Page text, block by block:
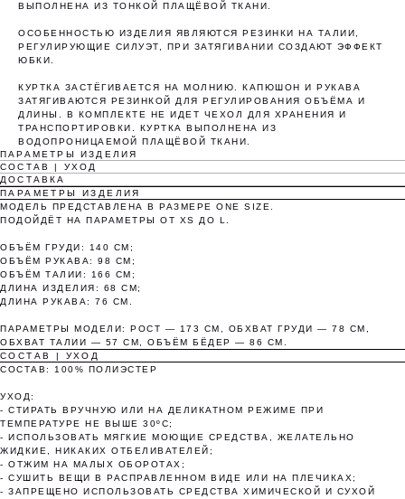
ВЫПОЛНЕНА ИЗ ТОНКОЙ ПЛАЩЁВОЙ ТКАНИ.
ОСОБЕННОСТЬЮ ИЗДЕЛИЯ ЯВЛЯЮТСЯ РЕЗИНКИ НА ТАЛИИ,
РЕГУЛИРУЮЩИЕ СИЛУЭТ, ПРИ ЗАТЯГИВАНИИ СОЗДАЮТ ЭФФЕКТ
ЮБКИ.
КУРТКА ЗАСТЁГИВАЕТСЯ НА МОЛНИЮ. КАПЮШОН И РУКАВА
ЗАТЯГИВАЮТСЯ РЕЗИНКОЙ ДЛЯ РЕГУЛИРОВАНИЯ ОБЪЁМА И
ДЛИНЫ. В КОМПЛЕКТЕ НЕ ИДЕТ ЧЕХОЛ ДЛЯ ХРАНЕНИЯ И
ТРАНСПОРТИРОВКИ. КУРТКА ВЫПОЛНЕНА ИЗ
ВОДОПРОНИЦАЕМОЙ ПЛАЩЁВОЙ ТКАНИ.
ПАРАМЕТРЫ ИЗДЕЛИЯ
СОСТАВ | УХОД
ДОСТАВКА
ПАРАМЕТРЫ ИЗДЕЛИЯ
МОДЕЛЬ ПРЕДСТАВЛЕНА В РАЗМЕРЕ ONE SIZE.
ПОДОЙДЁТ НА ПАРАМЕТРЫ ОТ XS ДО L.
ОБЪЁМ ГРУДИ: 140 СМ;
ОБЪЁМ РУКАВА: 98 СМ;
ОБЪЁМ ТАЛИИ: 166 СМ;
ДЛИНА ИЗДЕЛИЯ: 68 СМ;
ДЛИНА РУКАВА: 76 СМ.
ПАРАМЕТРЫ МОДЕЛИ: РОСТ — 173 СМ, ОБХВАТ ГРУДИ — 78 СМ,
ОБХВАТ ТАЛИИ — 57 СМ, ОБЪЁМ БЁДЕР — 86 СМ.
СОСТАВ | УХОД
СОСТАВ: 100% ПОЛИЭСТЕР
УХОД:
- СТИРАТЬ ВРУЧНУЮ ИЛИ НА ДЕЛИКАТНОМ РЕЖИМЕ ПРИ
ТЕМПЕРАТУРЕ НЕ ВЫШЕ 30ºС;
- ИСПОЛЬЗОВАТЬ МЯГКИЕ МОЮЩИЕ СРЕДСТВА, ЖЕЛАТЕЛЬНО
ЖИДКИЕ, НИКАКИХ ОТБЕЛИВАТЕЛЕЙ;
- ОТЖИМ НА МАЛЫХ ОБОРОТАХ;
- СУШИТЬ ВЕЩИ В РАСПРАВЛЕННОМ ВИДЕ ИЛИ НА ПЛЕЧИКАХ;
- ЗАПРЕЩЕНО ИСПОЛЬЗОВАТЬ СРЕДСТВА ХИМИЧЕСКОЙ И СУХОЙ
Оплата частями
Оплатите сегодня 25% стоимости покупки
картой любого банка, остальное — тремя
платежами раз в две недели.
Оплата
сегодня
25% 25% 25% 25%
Как обычная оплата картой
Понятно